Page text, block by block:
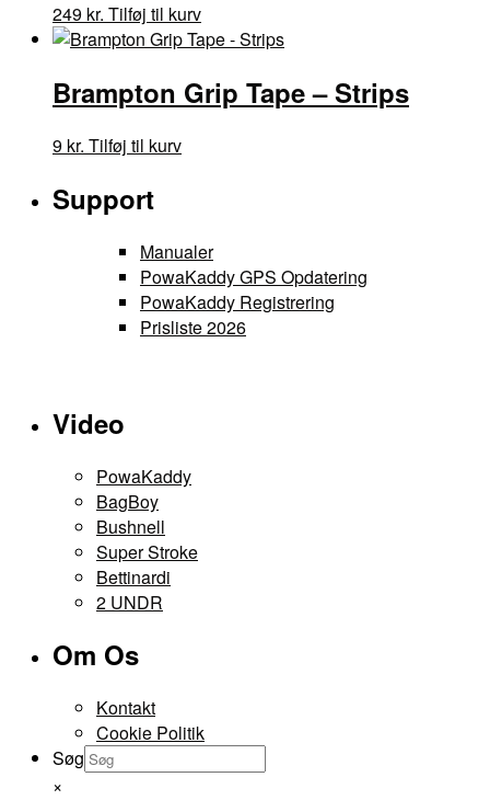
249 kr. Tilføj til kurv
Brampton Grip Tape – Strips
9 kr. Tilføj til kurv
Support
Manualer
PowaKaddy GPS Opdatering
PowaKaddy Registrering
Prisliste 2026
Video
PowaKaddy
BagBoy
Bushnell
Super Stroke
Bettinardi
2 UNDR
Om Os
Kontakt
Cookie Politik
Søg
×